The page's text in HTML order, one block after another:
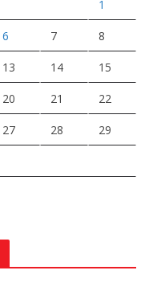
1
6 7 8
13 14 15
20 21 22
27 28 29